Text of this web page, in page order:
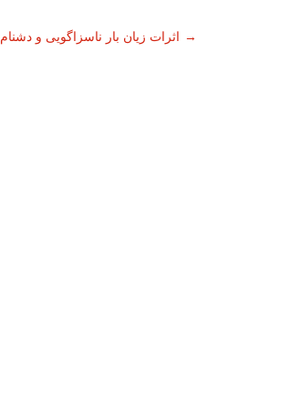
ناوبری
اثرات زیان بار ناسزاگویی و دشنام →